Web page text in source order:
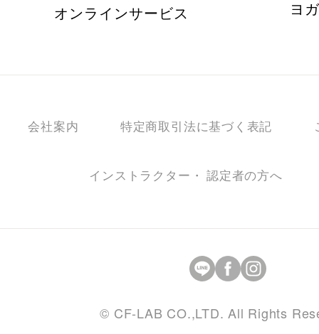
オンラインサービス
ヨ
会社案内 特定商取引法に基づく表記
インストラクター・ 認定者の方へ
© CF-LAB CO.,LTD. All Rights